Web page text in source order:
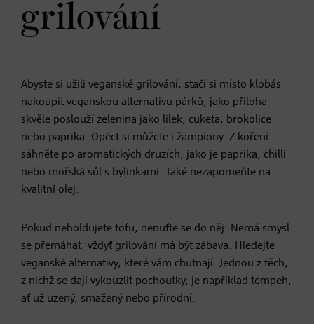
grilování
Abyste si užili veganské grilování, stačí si místo klobás
nakoupit veganskou alternativu párků, jako příloha
skvěle poslouží zelenina jako lilek, cuketa, brokolice
nebo paprika. Opéct si můžete i žampiony. Z koření
sáhněte po aromatických druzích, jako je paprika, chilli
nebo mořská sůl s bylinkami. Také nezapomeňte na
kvalitní olej.
Pokud neholdujete tofu, nenuťte se do něj. Nemá smysl
se přemáhat, vždyť grilování má být zábava. Hledejte
veganské alternativy, které vám chutnají. Jednou z těch,
z nichž se dají vykouzlit pochoutky, je například tempeh,
ať už uzený, smažený nebo přírodní.